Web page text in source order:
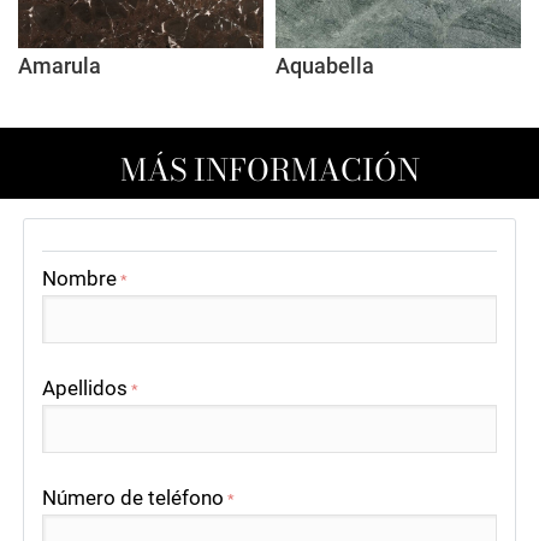
Amarula Aquabella
MÁS INFORMACIÓN
Nombre *
Apellidos *
Número de teléfono *